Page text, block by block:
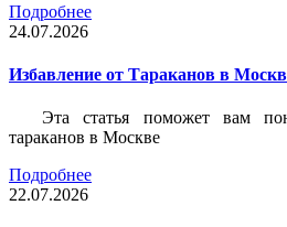
Подробнее
24.07.2026
Избавление от Тараканов в
Эта статья поможет вам
тараканов в Москве
Подробнее
22.07.2026